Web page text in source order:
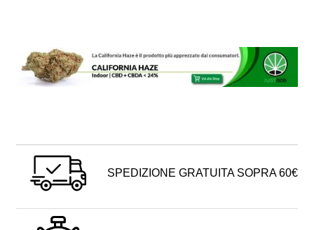
SPEDIZIONE GRATUITA SOPRA 60€